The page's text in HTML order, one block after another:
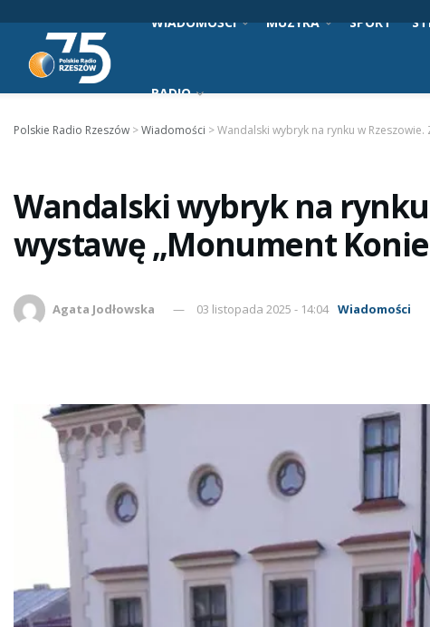
WIADOMOŚCI MUZYKA SPORT
RADIO
Polskie Radio Rzeszów >Wiadomości >Wandalski wybryk na rynku w
Wandalski wybryk na rynku
wystawę „Monument
Agata Jodłowska 03 listopada 2025 - 14:04 Wiadomości